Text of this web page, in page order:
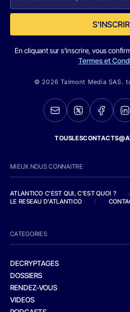
En cliquant sur s'inscrire, vous
Termes et
© 2026 Talmont Media SAS.
MIEUX NOUS CONNAITRE
ATLANTICO C'EST QUI, C'EST QUOI ?
/
LE RESEAU D'ATLANTICO
/
CATEGORIES
DECRYPTAGES
DOSSIERS
RENDEZ-VOUS
VIDEOS